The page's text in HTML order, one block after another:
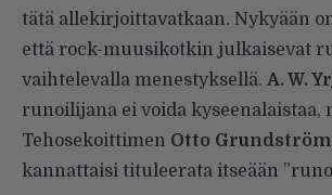
tätä allekirjoittavatkaan. Nykyään
että rock-muusikotkin julkaisevat
vaihtelevalla menestyksellä. A. W.
runoilijana ei voida kyseenalaistaa,
Tehosekoittimen Otto
kannattaisi tituleerata itseään